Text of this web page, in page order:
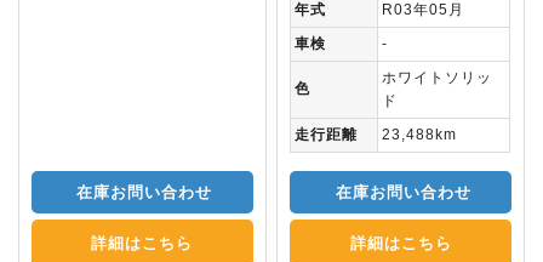
在庫お問い合わせ
詳細はこちら
年式
R03年05月
車検
-
色
ホワイトソリッ
ド
走行距離
23,488km
在庫お問い合わせ
詳細はこちら